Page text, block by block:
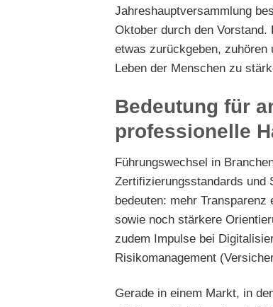
Jahreshauptversammlung
Oktober durch den
etwas zurückgeben,
Leben der Menschen zu
Bedeutung für
professionelle
Führungswechsel in
Zertifizierungsstandards und
bedeuten: mehr
sowie noch stärkere
zudem Impulse bei
Risikomanagement
Gerade in einem Markt, in